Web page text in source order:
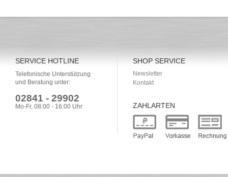
SERVICE HOTLINE
Telefonische Unterstützung
und Beratung unter:
02841 - 29902
Mo-Fr, 08:00 - 16:00 Uhr
SHOP SERVICE
Newsletter
Kontakt
ZAHLARTEN